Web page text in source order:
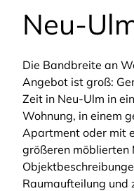
Neu-
Die Bandbreite an
Angebot ist groß:
Zeit in Neu-Ulm in
Wohnung, in einem
Apartment oder mit
größeren möblierten
Raumaufteilung und